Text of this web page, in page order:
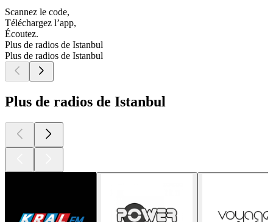
Scannez le code,
Téléchargez l’app,
Écoutez.
Plus de radios de Istanbul
Plus de radios de Istanbul
Plus de radios de Istanbul